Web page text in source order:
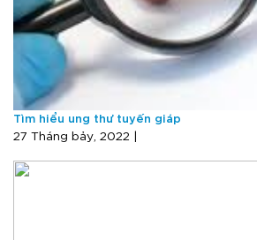
Tìm hiểu ung thư tuyến giáp
27 Tháng bảy, 2022 |